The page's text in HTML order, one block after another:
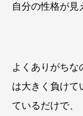
自分の性格が見
よくありがちな
は大きく負けて
ているだけで、